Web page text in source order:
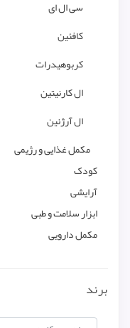
سی ال ای
کافئین
کربوهیدرات
ال کارنیتین
ال آرژنین
مکمل غذایی و رژیمی
کودک
آرایشی
ابزار سلامت و طبی
مکمل دارویی
برند